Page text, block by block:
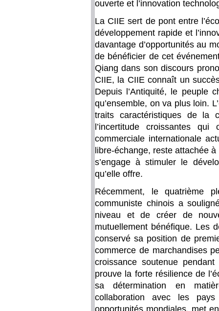
ouverte et l’innovation
La CIIE sert de pont entre
développement rapide et
davantage d’opportunités au
de bénéficier de cet
Qiang dans son discours
CIIE, la CIIE connaît un
Depuis l’Antiquité, le peuple
qu’ensemble, on va plus loin.
traits caractéristiques de la
l’incertitude croissantes
commerciale internationale
libre-échange, reste attachée
s’engage à stimuler le
qu’elle offre.
Récemment, le quatrième
communiste chinois a
niveau et de créer de
mutuellement bénéfique. Les
conservé sa position de
commerce de marchandises
croissance soutenue
prouve la forte résilience de
sa détermination en
collaboration avec les
opportunités mondiales, met